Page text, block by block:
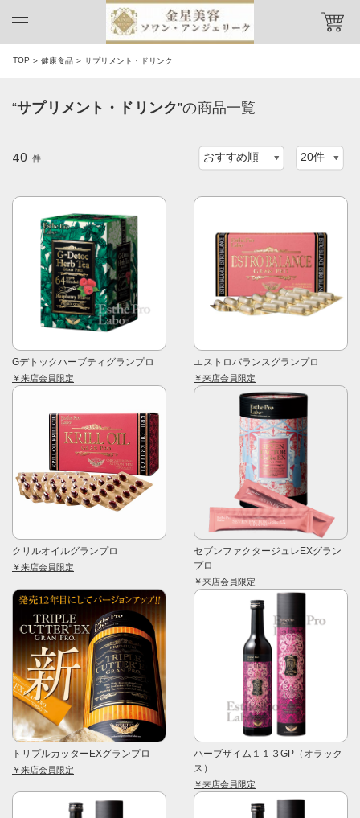
TOP 健康食品 サプリメント・ドリンク
“サプリメント・ドリンク”の商品一覧
40 件
Gデトックハーブティグランプロ
￥来店会員限定
エストロバランスグランプロ
￥来店会員限定
クリルオイルグランプロ
￥来店会員限定
セブンファクタージュレEXグラン
プロ
￥来店会員限定
トリプルカッターEXグランプロ
￥来店会員限定
ハーブザイム１１３GP（オラック
ス）
￥来店会員限定